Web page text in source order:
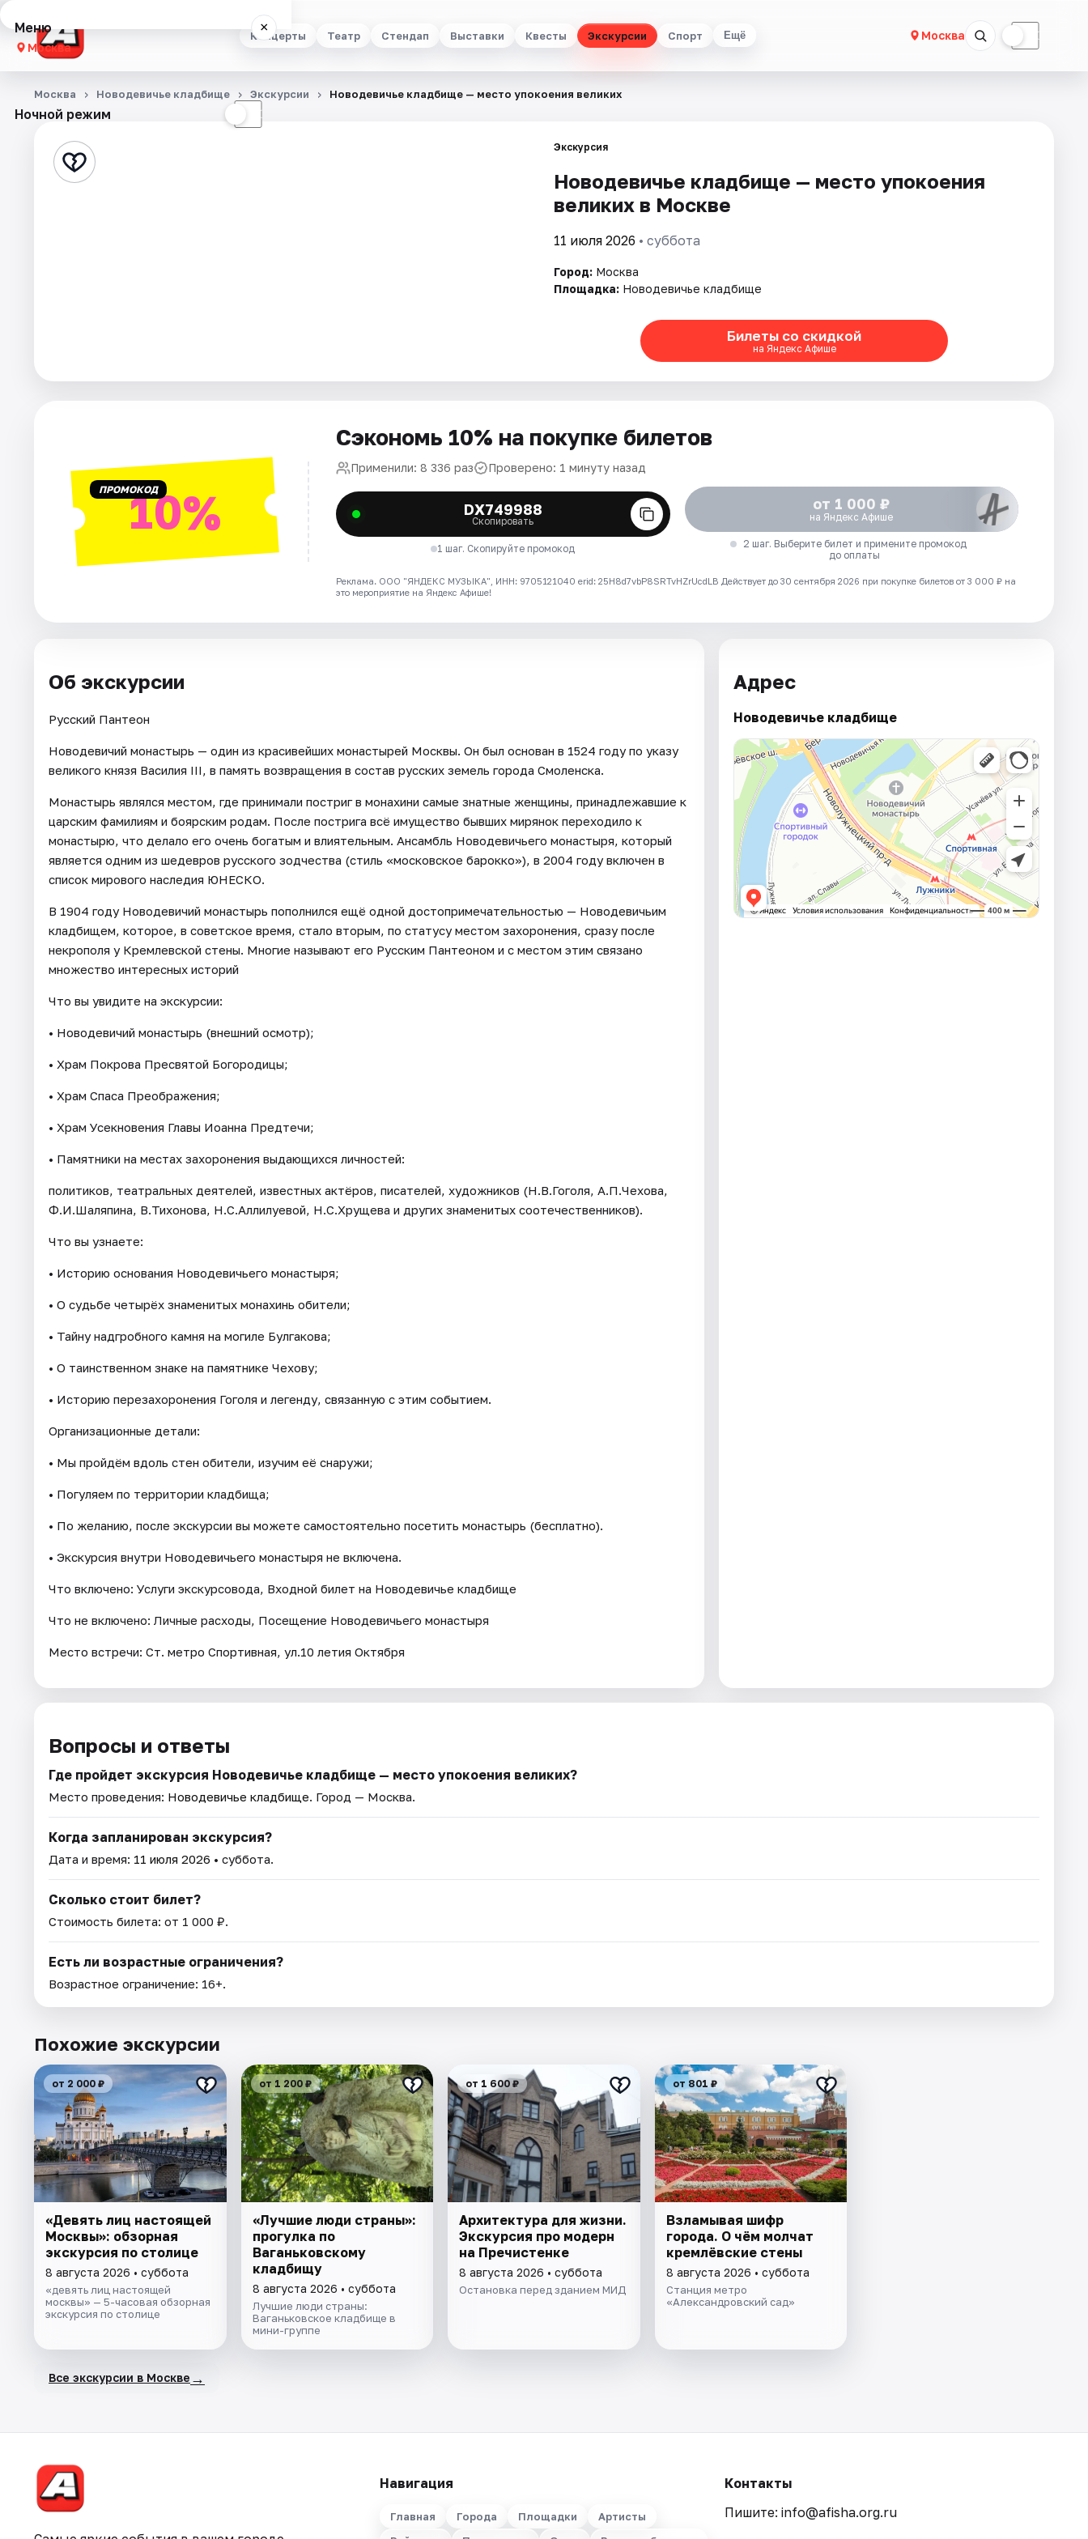
Концерты Театр Стендап Выставки Квесты Экскурсии Спорт Ещё Москва ☾
Меню ×
Москва
Концерты
Стендап
Артисты
Ночной режим ☾
Москва Новодевичье кладбище Экскурсии Новодевичье кладбище — место упокоения великих
Экскурсия
Новодевичье кладбище — место упокоения
великих в Москве
11 июля 2026 • суббота
Город: Москва
Площадка: Новодевичье кладбище
Билеты со скидкой
на Яндекс Афише
ПРОМОКОД10%
Сэкономь 10% на покупке билетов
Применили: 8 336 раз Проверено: 1 минуту назад
DX749988
Скопировать
1 шаг. Скопируйте промокод
от 1 000 ₽
на Яндекс Афише
2 шаг. Выберите билет и примените промокод
до оплаты
Реклама. ООО "ЯНДЕКС МУЗЫКА", ИНН: 9705121040 erid: 25H8d7vbP8SRTvHZrUcdLB Действует до 30 сентября 2026 при покупке билетов от 3 000 ₽ на
это мероприятие на Яндекс Афише!
Об экскурсии
Русский Пантеон
Новодевичий монастырь — один из красивейших монастырей Москвы. Он был основан в 1524 году по указу
великого князя Василия III, в память возвращения в состав русских земель города Смоленска.
Монастырь являлся местом, где принимали постриг в монахини самые знатные женщины, принадлежавшие к
царским фамилиям и боярским родам. После пострига всё имущество бывших мирянок переходило к
монастырю, что делало его очень богатым и влиятельным. Ансамбль Новодевичьего монастыря, который
является одним из шедевров русского зодчества (стиль «московское барокко»), в 2004 году включен в
список мирового наследия ЮНЕСКО.
В 1904 году Новодевичий монастырь пополнился ещё одной достопримечательностью — Новодевичьим
кладбищем, которое, в советское время, стало вторым, по статусу местом захоронения, сразу после
некрополя у Кремлевской стены. Многие называют его Русским Пантеоном и с местом этим связано
множество интересных историй
Что вы увидите на экскурсии:
• Новодевичий монастырь (внешний осмотр);
• Храм Покрова Пресвятой Богородицы;
• Храм Спаса Преображения;
• Храм Усекновения Главы Иоанна Предтечи;
• Памятники на местах захоронения выдающихся личностей:
политиков, театральных деятелей, известных актёров, писателей, художников (Н.В.Гоголя, А.П.Чехова,
Ф.И.Шаляпина, В.Тихонова, Н.С.Аллилуевой, Н.С.Хрущева и других знаменитых соотечественников).
Что вы узнаете:
• Историю основания Новодевичьего монастыря;
• О судьбе четырёх знаменитых монахинь обители;
• Тайну надгробного камня на могиле Булгакова;
• О таинственном знаке на памятнике Чехову;
• Историю перезахоронения Гоголя и легенду, связанную с этим событием.
Организационные детали:
• Мы пройдём вдоль стен обители, изучим её снаружи;
• Погуляем по территории кладбища;
• По желанию, после экскурсии вы можете самостоятельно посетить монастырь (бесплатно).
• Экскурсия внутри Новодевичьего монастыря не включена.
Что включено: Услуги экскурсовода, Входной билет на Новодевичье кладбище
Что не включено: Личные расходы, Посещение Новодевичьего монастыря
Место встречи: Ст. метро Спортивная, ул.10 летия Октября
Адрес
Новодевичье кладбище
Вопросы и ответы
Где пройдет экскурсия Новодевичье кладбище — место упокоения великих?
Место проведения: Новодевичье кладбище. Город — Москва.
Когда запланирован экскурсия?
Дата и время: 11 июля 2026 • суббота.
Сколько стоит билет?
Стоимость билета: от 1 000 ₽.
Есть ли возрастные ограничения?
Возрастное ограничение: 16+.
Похожие экскурсии
от 2 000 ₽
«Девять лиц настоящей
Москвы»: обзорная
экскурсия по столице
8 августа 2026 • суббота
«девять лиц настоящей
москвы» — 5-часовая обзорная
экскурсия по столице
от 1 200 ₽
«Лучшие люди страны»:
прогулка по
Ваганьковскому
кладбищу
8 августа 2026 • суббота
Лучшие люди страны:
Ваганьковское кладбище в
мини-группе
от 1 600 ₽
Архитектура для жизни.
Экскурсия про модерн
на Пречистенке
8 августа 2026 • суббота
Остановка перед зданием МИД
от 801 ₽
Взламывая шифр
города. О чём молчат
кремлёвские стены
8 августа 2026 • суббота
Станция метро
«Александровский сад»
Все экскурсии в Москве →
Навигация
Главная Города Площадки
Артисты
Контакты
Пишите: info@afisha.org.ru